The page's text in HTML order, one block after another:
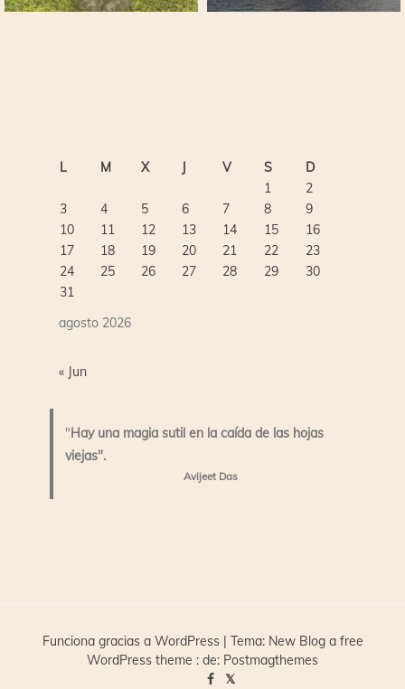
agosto 2026
L M X J V S
D
1
2
3
4 5 6 7 8
9
10
11 12 13 14 15
16
17
18 19 20 21 22
23
24
25 26 27 28 29
30
31
« Jun
"Hay una magia sutil en la caída de las hojas
viejas".
Avijeet Das
Funciona gracias a WordPress | Tema: New Blog a free
WordPress theme : de: Postmagthemes